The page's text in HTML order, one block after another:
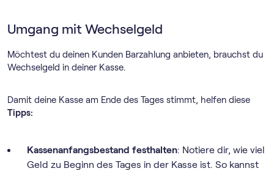
Umgang mit Wechselgeld
Möchtest du deinen Kunden Barzahlung anbieten, brauchst du
Wechselgeld in deiner Kasse.
Damit deine Kasse am Ende des Tages stimmt, helfen diese
Tipps:
Kassenanfangsbestand festhalten: Notiere dir, wie viel
Geld zu Beginn des Tages in der Kasse ist. So kannst